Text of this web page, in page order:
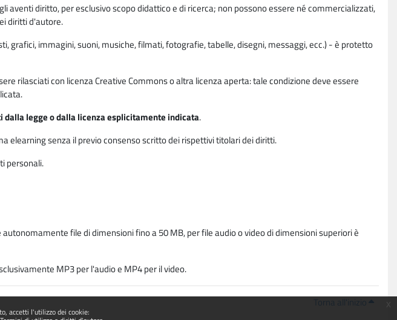
accetti l'utilizzo dei cookie:
diritto, per esclusivo scopo didattico e di ricerca; non possono essere né commercializzati,
diritti d'autore.
immagini, suoni, musiche, filmati, fotografie, tabelle, disegni, messaggi, ecc.) - è protetto
rilasciati con licenza Creative Commons o altra licenza aperta: tale condizione deve essere
legge o dalla licenza esplicitamente indicata.
elearning senza il previo consenso scritto dei rispettivi titolari dei diritti.
personali.
file di dimensioni fino a 50 MB, per file audio o video di dimensioni superiori è
MP3 per l'audio e MP4 per il video.
Torna all'inizio